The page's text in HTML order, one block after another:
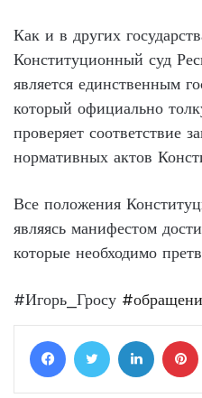
Как и в других
Конституционный суд
является единственным
который официально
проверяет соответствие
нормативных актов
Все положения
являясь манифестом
которые необходимо
#Игорь_Гросу
FacebookTwitter LinkedIn